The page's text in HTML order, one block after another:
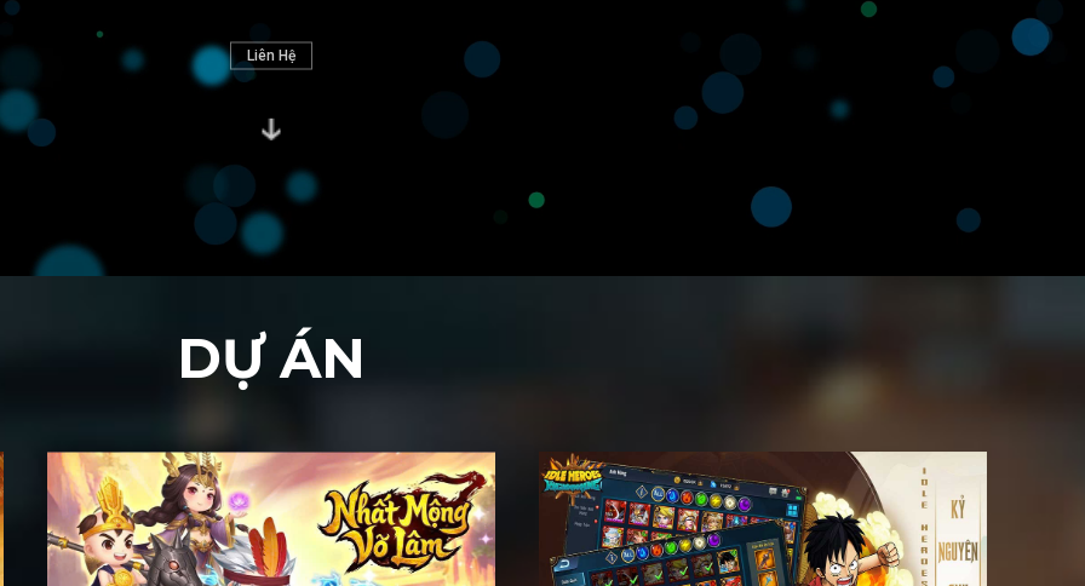
Liên Hệ
DỰ ÁN